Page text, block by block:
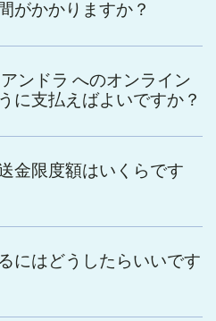
がかかりますか？
ンドラ へのオンライン
に支払えばよいですか？
金限度額はいくらです
にはどうしたらいいです